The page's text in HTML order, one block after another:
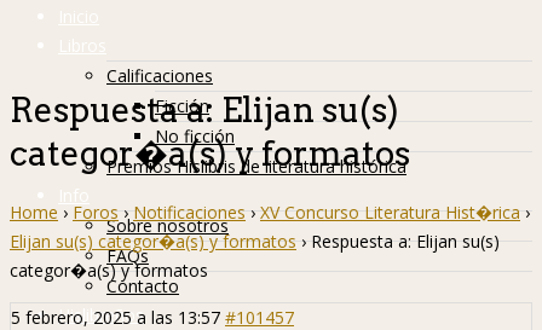
Inicio
Libros
Calificaciones
Ficción
No ficción
Premios Hislibris de literatura histórica
Info
Sobre nosotros
FAQs
Contacto
Hislibreños
Respuesta a: Elijan su(s)
categor�a(s) y formatos
Home › Foros › Notificaciones › XV Concurso Literatura Hist�rica ›
Elijan su(s) categor�a(s) y formatos › Respuesta a: Elijan su(s)
categor�a(s) y formatos
5 febrero, 2025 a las 13:57 #101457